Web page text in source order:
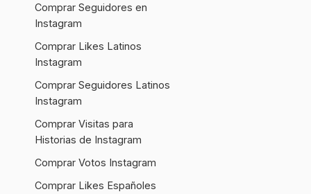
Comprar Seguidores en
Instagram
Comprar Likes Latinos
Instagram
Comprar Seguidores Latinos
Instagram
Comprar Visitas para
Historias de Instagram
Comprar Votos Instagram
Comprar Likes Españoles